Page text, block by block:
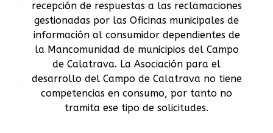
Nos queda seguir reforzando la unidad en torno a
la comercialización de productos, para que otros
productos hortofrutícolas, como puede ser la
cebolla de Bolaños, tengan reconocida una marca
de calidad que les relacione con Calatrava como ya
la tienen el aceite, el vino o la berenjena. Todo este
esfuerzo a favor de la calidad de un territorio
recepción de respuestas a las reclamaciones
gestionadas por las Oficinas municipales de
información al consumidor dependientes de
la Mancomunidad de municipios del Campo
de Calatrava. La Asociación para el
desarrollo del Campo de Calatrava no tiene
competencias en consumo, por tanto no
tramita ese tipo de solicitudes.